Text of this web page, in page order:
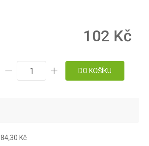
102 Kč
DO KOŠÍKU
84,30 Kč